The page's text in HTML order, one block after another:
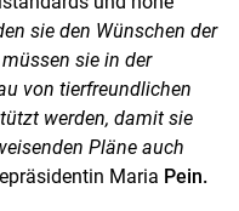
sie den Wünschen der
sie in der
von tierfreundlichen
werden, damit sie
Pläne auch
Maria Pein.